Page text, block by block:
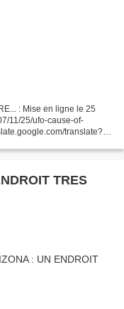
: Mise en ligne le 25
11/25/ufo-cause-of-
translate?
8...
TRES